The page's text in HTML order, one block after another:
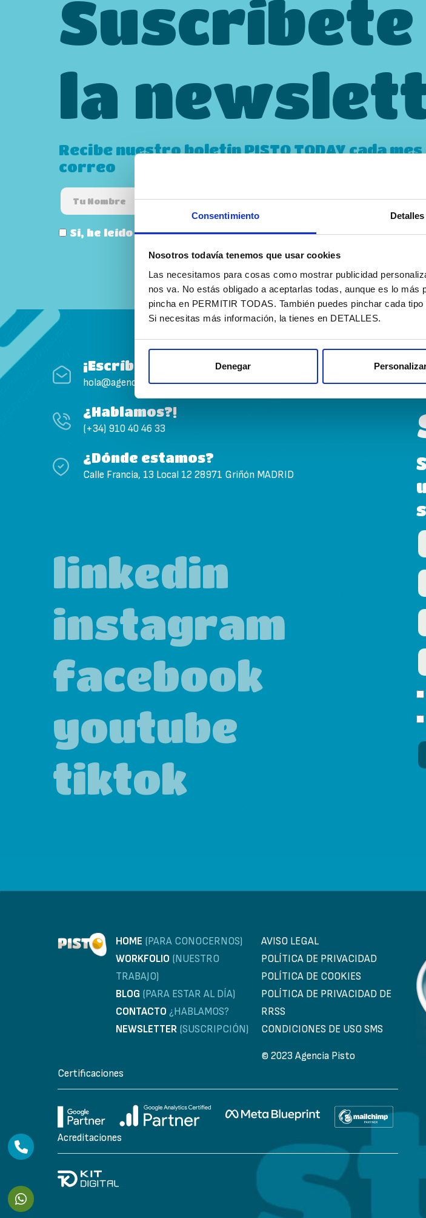
Consentimiento Detalles
Nosotros todavía tenemos que usar cookies
Las necesitamos para cosas como mostrar publicidad
nos va. No estás obligado a aceptarlas todas, aunque es lo
pincha en PERMITIR TODAS. También puedes pinchar cada
Si necesitas más información, la tienes en DETALLES.
Denegar
Suscríbete
la
Recibe nuestro boletín PISTO TODAY cada
correo
Sí, he leído y acepto lapolítica de privacidad
¡Escríbenos!
hola@agenciapisto.com
¿Hablamos?!
(+34) 910 40 46 33
¿Dónde estamos?
Calle Francia, 13 Local 12 28971 Griñón MADRID
linkedin
instagram
facebook
youtube
tiktok
HOME (PARA CONOCERNOS)
WORKFOLIO (NUESTRO
TRABAJO)
BLOG (PARA ESTAR AL DÍA)
CONTACTO ¿HABLAMOS?
NEWSLETTER (SUSCRIPCIÓN)
AVISO LEGAL
POLÍTICA DE PRIVACIDAD
POLÍTICA DE COOKIES
POLÍTICA DE PRIVACIDAD DE
RRSS
CONDICIONES DE USO SMS
© 2023 Agencia Pisto
Certificaciones
Acreditaciones